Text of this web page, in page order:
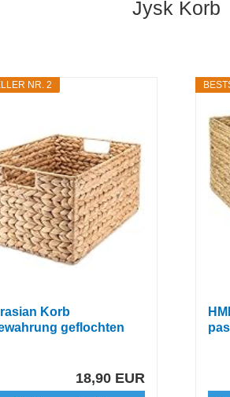
Jysk Korb
NR. 2
Korb
geflochten
18,90 EUR